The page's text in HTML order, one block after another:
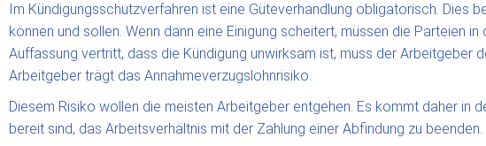
Im Kündigungsschutzverfahren ist eine Güteverhandlung obligatorisch.
können und sollen. Wenn dann eine Einigung scheitert, müssen die Parteien
Auffassung vertritt, dass die Kündigung unwirksam ist, muss der
Arbeitgeber trägt das Annahmeverzugslohnrisiko.
Diesem Risiko wollen die meisten Arbeitgeber entgehen. Es kommt daher
bereit sind, das Arbeitsverhältnis mit der Zahlung einer Abfindung zu beenden.